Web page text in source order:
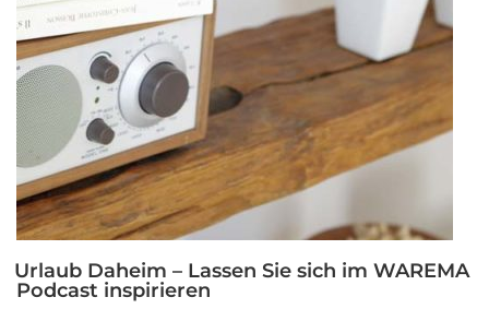
Urlaub Daheim – Lassen Sie sich im WAREMA
Podcast inspirieren